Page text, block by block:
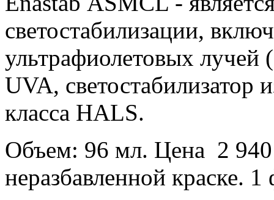
светостабилизации,
ультрафиолетовых
UVA, светостабилизатор
класса HALS.
Объем: 96 мл. Цена 2 940
неразбавленной краске.